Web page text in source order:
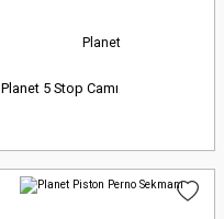
Planet
Planet 5 Stop Camı